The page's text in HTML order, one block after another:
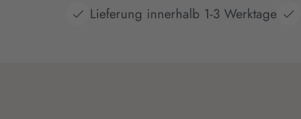
Lieferung innerhalb 1-3 Werktage